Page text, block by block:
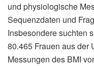
und physiologische
Sequenzdaten und
Insbesondere suchten
80.465 Frauen aus der
Messungen des BMI